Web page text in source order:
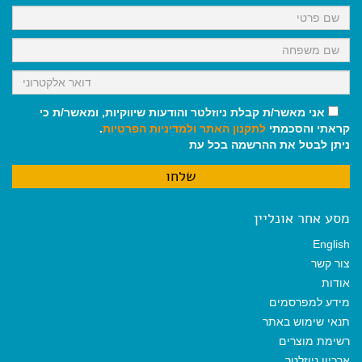
k
p
m
אני מאשר/ת קבלת ניוזלטר והודעות שיווקיות, ומאשר/ת כי
קראתי והסכמתי לתקנון האתר ולמדיניות הפרטיות.
ניתן לבטל את ההרשמה בכל עת
מסע אחר אונליין
English
צור קשר
אודות
מידע למפרסמים
תנאי שימוש באתר
רשימת מוצרים